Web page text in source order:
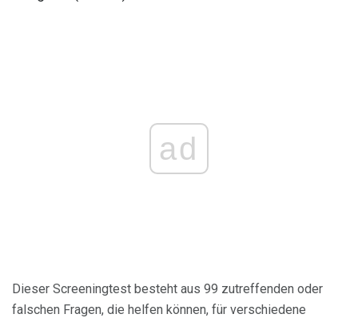
ad
Dieser Screeningtest besteht aus 99 zutreffenden oder
falschen Fragen, die helfen können, für verschiedene